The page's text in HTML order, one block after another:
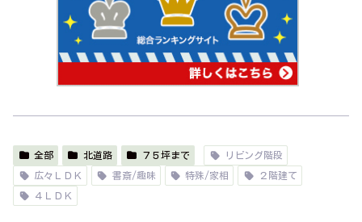
全部 北道路 ７５坪まで リビング階段
広々ＬＤＫ 書斎/趣味 特殊/家相 ２階建て
４ＬＤＫ